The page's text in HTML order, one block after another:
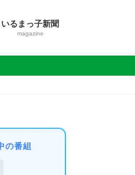
いるまっ子新聞
magazine
の番組